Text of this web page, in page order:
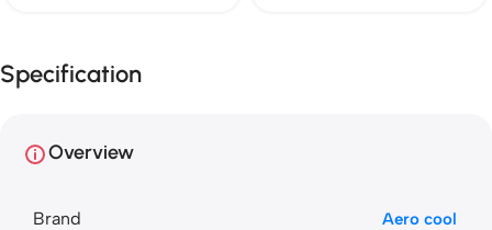
Specification
Overview
Brand Aero cool